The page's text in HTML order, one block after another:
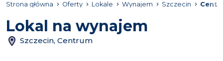
Strona główna Oferty Lokale Wynajem Szczecin
Lokal na wynajem
Szczecin, Centrum